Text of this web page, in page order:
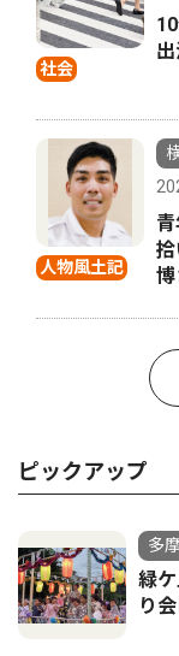
社会
人物風土記
ピックアップ
多
緑
り